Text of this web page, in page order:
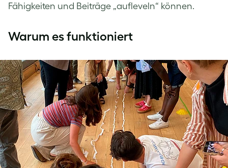
Fähigkeiten und Beiträge „aufleveln“ können.
Warum es funktioniert